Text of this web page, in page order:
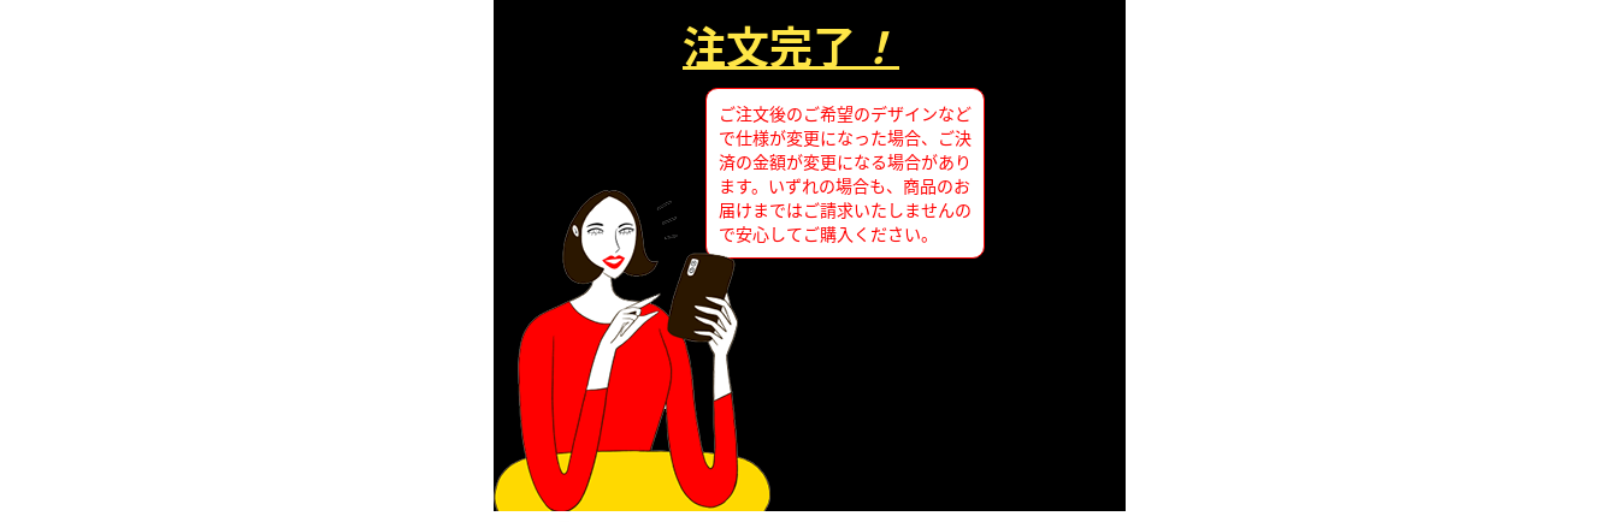
注文完了 ！
ご注文後のご希望のデザインなど
で仕様が変更になった場合、ご決
済の金額が変更になる場合があり
ます。いずれの場合も、商品のお
届けまではご請求いたしませんの
で安心してご購入ください。